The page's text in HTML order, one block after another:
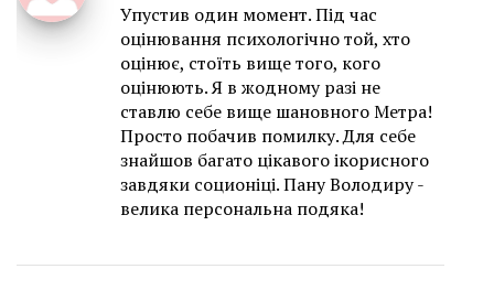
Упустив один момент. Під час
оцінювання психологічно той, хто
оцінює, стоїть вище того, кого
оцінюють. Я в жодному разі не
ставлю себе вище шановного Метра!
Просто побачив помилку. Для себе
знайшов багато цікавого ікорисного
завдяки соционіці. Пану Володиру -
велика персональна подяка!